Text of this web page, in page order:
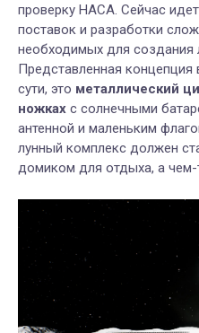
проверку НАСА. Сейчас
поставок и разработки
необходимых для создания
Представленная
сути, это металлический
ножках с солнечными
антенной и маленьким
лунный комплекс должен
домиком для отдыха, а